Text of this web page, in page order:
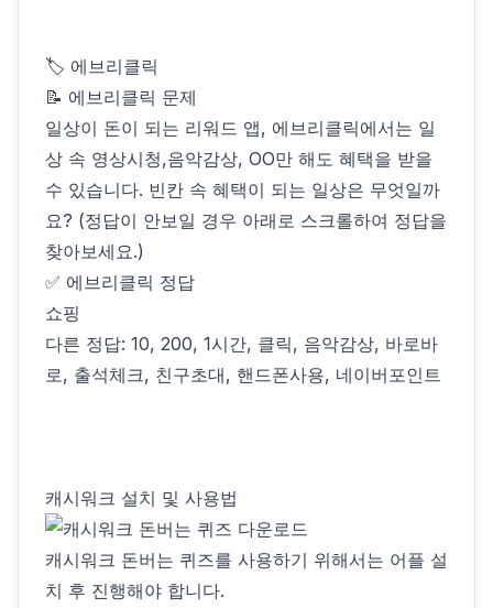
🏷 에브리클릭
📝 에브리클릭 문제
일상이 돈이 되는 리워드 앱, 에브리클릭에서는 일
상 속 영상시청,음악감상, OO만 해도 혜택을 받을
수 있습니다. 빈칸 속 혜택이 되는 일상은 무엇일까
요? (정답이 안보일 경우 아래로 스크롤하여 정답을
찾아보세요.)
✅ 에브리클릭 정답
쇼핑
다른 정답: 10, 200, 1시간, 클릭, 음악감상, 바로바
로, 출석체크, 친구초대, 핸드폰사용, 네이버포인트
캐시워크 설치 및 사용법
캐시워크 돈버는 퀴즈를 사용하기 위해서는 어플 설
치 후 진행해야 합니다.